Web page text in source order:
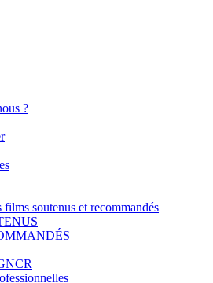
?
films soutenus et recommandés